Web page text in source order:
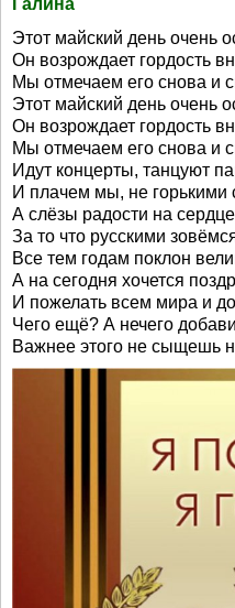
Галина
Этот майский день очень
Он возрождает гордость
Мы отмечаем его снова и
Этот майский день очень
Он возрождает гордость
Мы отмечаем его снова и
Идут концерты, танцуют
И плачем мы, не горькими
А слёзы радости на
За то что русскими
Все тем годам поклон
А на сегодня хочется
И пожелать всем мира и
Чего ещё? А нечего
Важнее этого не сыщешь